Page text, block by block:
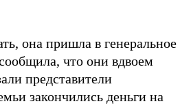
она пришла в генеральное
что они вдвоем
представители
закончились деньги на